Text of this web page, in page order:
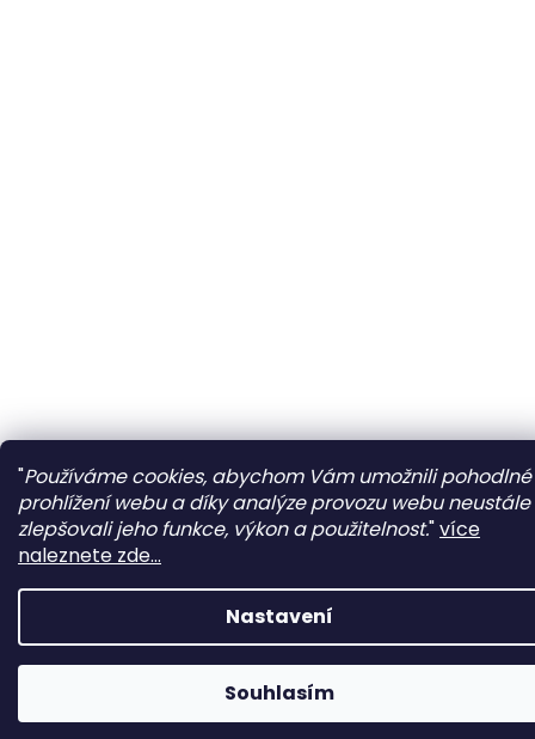
"Používáme cookies, abychom Vám umožnili pohodlné
prohlížení webu a díky analýze provozu webu neustále
zlepšovali jeho funkce, výkon a použitelnost."více
naleznete zde...
Nastavení
Souhlasím